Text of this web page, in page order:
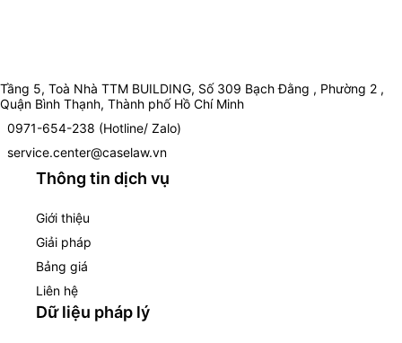
Tầng 5, Toà Nhà TTM BUILDING, Số 309 Bạch Đằng , Phường 2 ,
Quận Bình Thạnh, Thành phố Hồ Chí Minh
0971-654-238 (Hotline/ Zalo)
service.center@caselaw.vn
Thông tin dịch vụ
Giới thiệu
Giải pháp
Bảng giá
Liên hệ
Dữ liệu pháp lý